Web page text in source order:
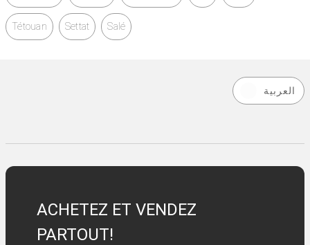
Tétouan Settat Salé
العربية
ACHETEZ ET VENDEZ
PARTOUT!